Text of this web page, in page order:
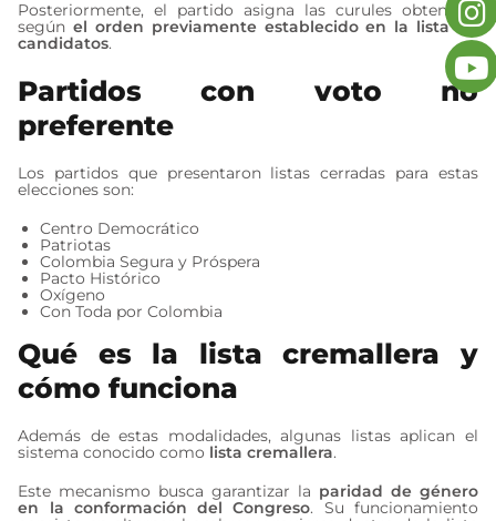
Posteriormente, el partido asigna las curules obtenidas
segúnel orden previamente establecido en la lista de
candidatos.
Partidos con voto no
preferente
Los partidos que presentaron listas cerradas para estas
elecciones son:
Centro Democrático
Patriotas
Colombia Segura y Próspera
Pacto Histórico
Oxígeno
Con Toda por Colombia
Qué es la lista cremallera y
cómo funciona
Además de estas modalidades, algunas listas aplican el
sistema conocido como lista cremallera.
Este mecanismo busca garantizar la paridad de género
en la conformación del Congreso. Su funcionamiento